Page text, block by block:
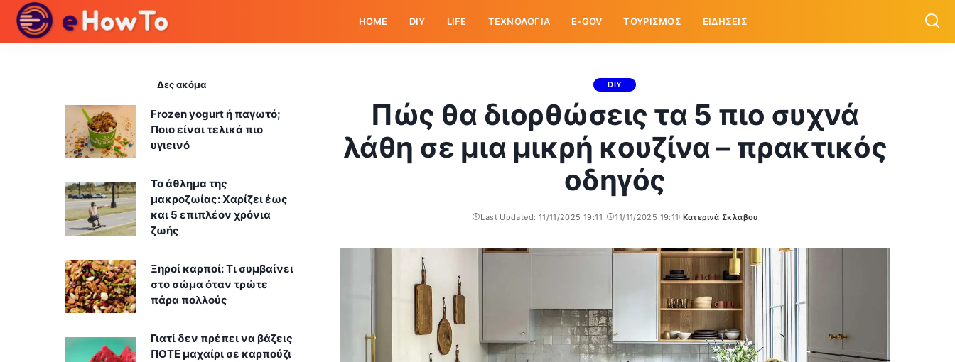
HOME DIY LIFE ΤΕΧΝΟΛΟΓΙΑ E-GOV ΤΟΥΡΙΣΜΟΣ ΕΙΔΗΣΕΙΣ
DIY
Πώς θα διορθώσεις τα 5 πιο συχνά
λάθη σε μια μικρή κουζίνα – πρακτικός
οδηγός
Last Updated: 11/11/2025 19:11 11/11/2025 19:11
Posted
Κατερινά Σκλάβου
Δες ακόμα
Frozen yogurt ή παγωτό;
Ποιο είναι τελικά πιο
υγιεινό
Το άθλημα της
μακροζωίας: Χαρίζει έως
και 5 επιπλέον χρόνια
ζωής
Ξηροί καρποί: Τι συμβαίνει
στο σώμα όταν τρώτε
πάρα πολλούς
Γιατί δεν πρέπει να βάζεις
ΠΟΤΕ μαχαίρι σε καρπούζι